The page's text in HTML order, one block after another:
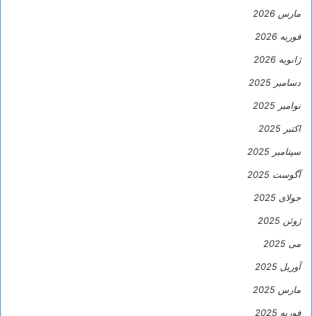
مارس 2026
فوریه 2026
ژانویه 2026
دسامبر 2025
نوامبر 2025
اکتبر 2025
سپتامبر 2025
آگوست 2025
جولای 2025
ژوئن 2025
می 2025
آوریل 2025
مارس 2025
فوریه 2025